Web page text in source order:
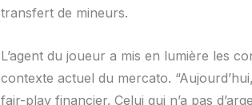
transfert de mineurs.
L’agent du joueur a mis en lumière les
contexte actuel du mercato.
fair-play financier. Celui qui n’a pas